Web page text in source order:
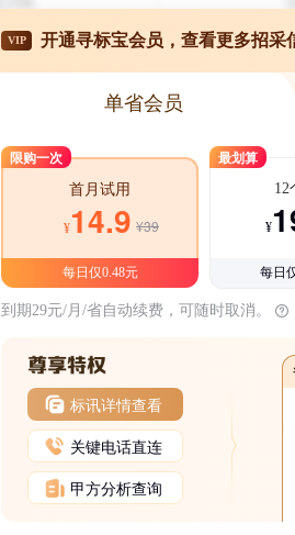
VIP 开通寻标宝会员，查看更多招采
单省会员
限购一次
首月试用
¥14.9 ¥39
每日仅0.48元
最划算
12
¥
每日
到期29元/月/省自动续费，可随时取消。
标讯详情查看
关键电话直连
甲方分析查询